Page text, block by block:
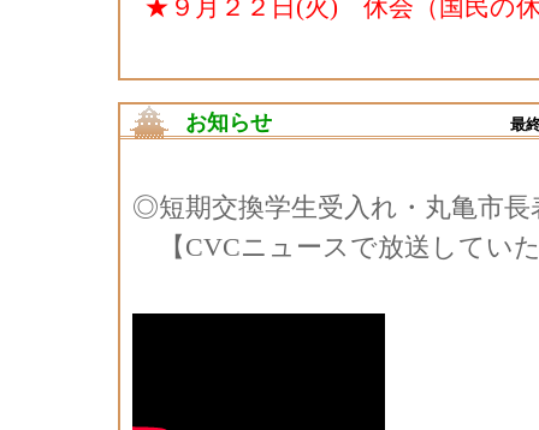
★９月２２日(火) 休会（国民の
お知らせ 最
◎短期交換学生受入れ・丸亀市長
【CVCニュースで放送してい